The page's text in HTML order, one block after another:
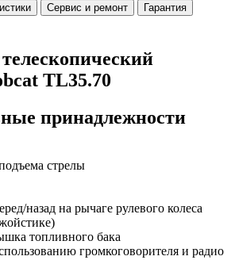
Сервис и ремонт
Гарантия
TL35.70
принадлежности
стрелы
назад на рычаге рулевого колеса
топливного бака
громкоговорителя и радио